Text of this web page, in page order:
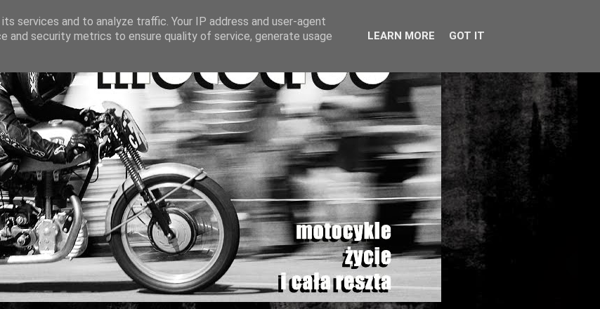
services and to analyze traffic. Your IP address and user-agent
and security metrics to ensure quality of service, generate usage
LEARN MORE GOT IT